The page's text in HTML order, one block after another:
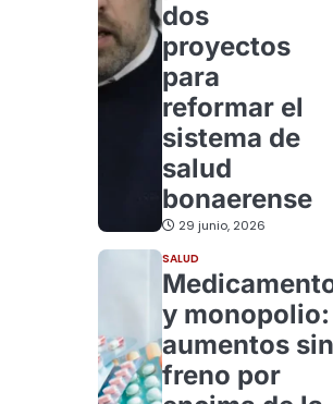
dos
proyectos
para
reformar el
sistema de
salud
bonaerense
29 junio, 2026
SALUD
y monopolio:
aumentos sin
freno por